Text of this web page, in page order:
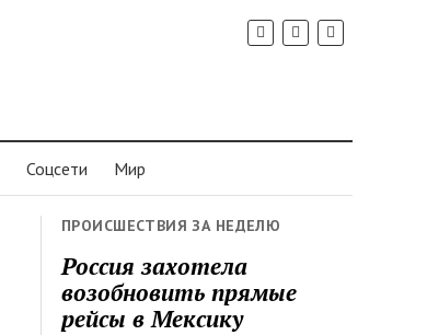
Соцсети Мир
ПРОИСШЕСТВИЯ ЗА НЕДЕЛЮ
Россия захотела
возобновить прямые
рейсы в Мексику